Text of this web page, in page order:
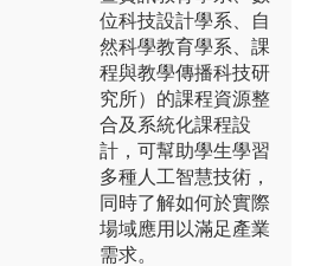
位科技設計學系、自
然科學教育學系、課
程與教學傳播科技研
究所）的課程資源整
合及系統化課程設
計，可幫助學生學習
多種人工智慧技術，
同時了解如何於實際
場域應用以滿足產業
需求。